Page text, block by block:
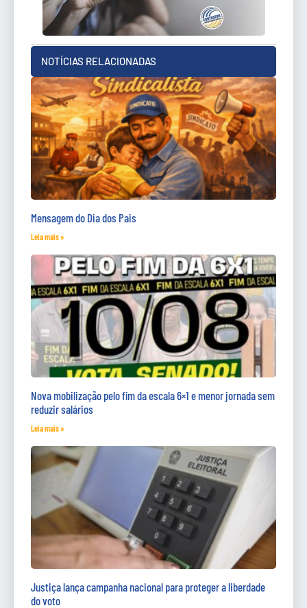
NOTÍCIAS RELACIONADAS
Mensagem do Dia dos Pais
Leia mais »
Nova mobilização pelo fim da escala 6×1 e menor jornada sem
reduzir salários
Leia mais »
Justiça lança campanha nacional para proteger a liberdade
do voto